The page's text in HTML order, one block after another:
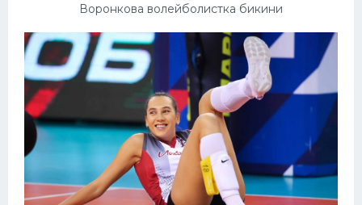
Воронкова волейболистка бикини